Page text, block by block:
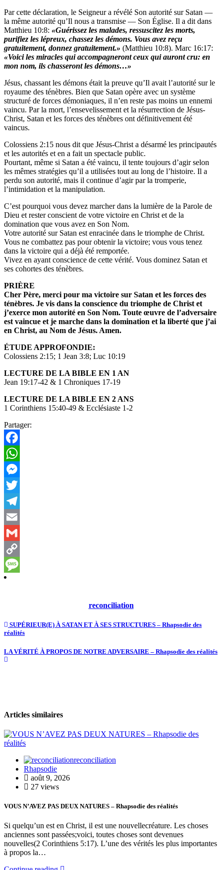
Par cette déclaration, le Seigneur a révélé Son autorité sur Satan —
la même autorité qu’Il nous a transmise — Son Église. Il a dit dans
Matthieu 10:8: «Guérissez les malades, ressuscitez les morts,
purifiez les lépreux, chassez les démons. Vous avez reçu
gratuitement, donnez gratuitement.» (Matthieu 10:8). Marc 16:17:
«Voici les miracles qui accompagneront ceux qui auront cru: en
mon nom, ils chasseront les démons…»
Jésus, chassant les démons était la preuve qu’Il avait l’autorité sur le
royaume des ténèbres. Bien que Satan opère avec un système
structuré de forces démoniaques, il n’en reste pas moins un ennemi
vaincu. Par la mort, l’ensevelissement et la résurrection de Jésus-
Christ, Satan et les forces des ténèbres ont définitivement été
vaincus.
Colossiens 2:15 nous dit que Jésus-Christ a désarmé les principautés
et les autorités et en a fait un spectacle public.
Pourtant, même si Satan a été vaincu, il tente toujours d’agir selon
les mêmes stratégies qu’il a utilisées tout au long de l’histoire. Il a
perdu son autorité, mais il continue d’agir par la tromperie,
l’intimidation et la manipulation.
C’est pourquoi vous devez marcher dans la lumière de la Parole de
Dieu et rester conscient de votre victoire en Christ et de la
domination que vous avez en Son Nom.
Votre autorité sur Satan est enracinée dans le triomphe de Christ.
Vous ne combattez pas pour obtenir la victoire; vous vous tenez
dans la victoire qui a déjà été remportée.
Vivez en ayant conscience de cette vérité. Vous dominez Satan et
ses cohortes des ténèbres.
PRIÈRE
Cher Père, merci pour ma victoire sur Satan et les forces des
ténèbres. Je vis dans la conscience du triomphe de Christ et
j’exerce mon autorité en Son Nom. Toute œuvre de l’adversaire
est vaincue et je marche dans la domination et la liberté que j’ai
en Christ, au Nom de Jésus. Amen.
ÉTUDE APPROFONDIE:
Colossiens 2:15; 1 Jean 3:8; Luc 10:19
LECTURE DE LA BIBLE EN 1 AN
Jean 19:17-42 & 1 Chroniques 17-19
LECTURE DE LA BIBLE EN 2 ANS
1 Corinthiens 15:40-49 & Ecclésiaste 1-2
Partager:
Facebook
WhatsApp
Messenger
Twitter
Telegram
Email
Gmail
Copy
Link
Message
reconciliation
SUPÉRIEUR(E) À SATAN ET À SES STRUCTURES – Rhapsodie des
réalités
LA VÉRITÉ À PROPOS DE NOTRE ADVERSAIRE – Rhapsodie des réalités
Articles similaires
reconciliation
Rhapsodie
août 9, 2026
27 views
VOUS N’AVEZ PAS DEUX NATURES – Rhapsodie des réalités
Si quelqu’un est en Christ, il est une nouvellecréature. Les choses
anciennes sont passées;voici, toutes choses sont devenues
nouvelles(2 Corinthiens 5:17). L’une des vérités les plus importantes
à propos la…